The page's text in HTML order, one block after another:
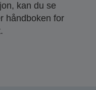
kan du se
håndboken for